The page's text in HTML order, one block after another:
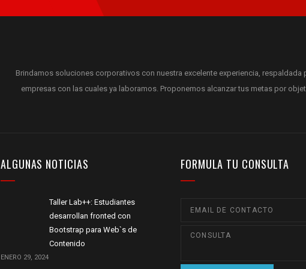
Brindamos soluciones corporativos con nuestra excelente experiencia, respaldada
empresas con las cuales ya laboramos. Proponemos alcanzar tus metas por
ALGUNAS NOTICIAS
Taller Lab++: Estudiantes
desarrollan fronted con
Bootstrap para Web`s de
Contenido
ENERO 29, 2024
FORMULA TU CONSULTA